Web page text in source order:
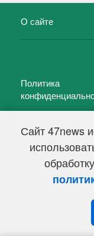
Сайт 47news
О сайте
Политика
47 новостей (47
Свидетельство о
Федеральной
информационных